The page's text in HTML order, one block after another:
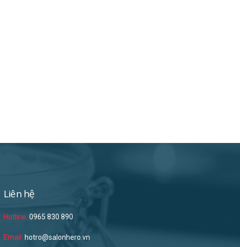
Liên hệ
Hotline: 0965 830 890
Email: hotro@salonhero.vn